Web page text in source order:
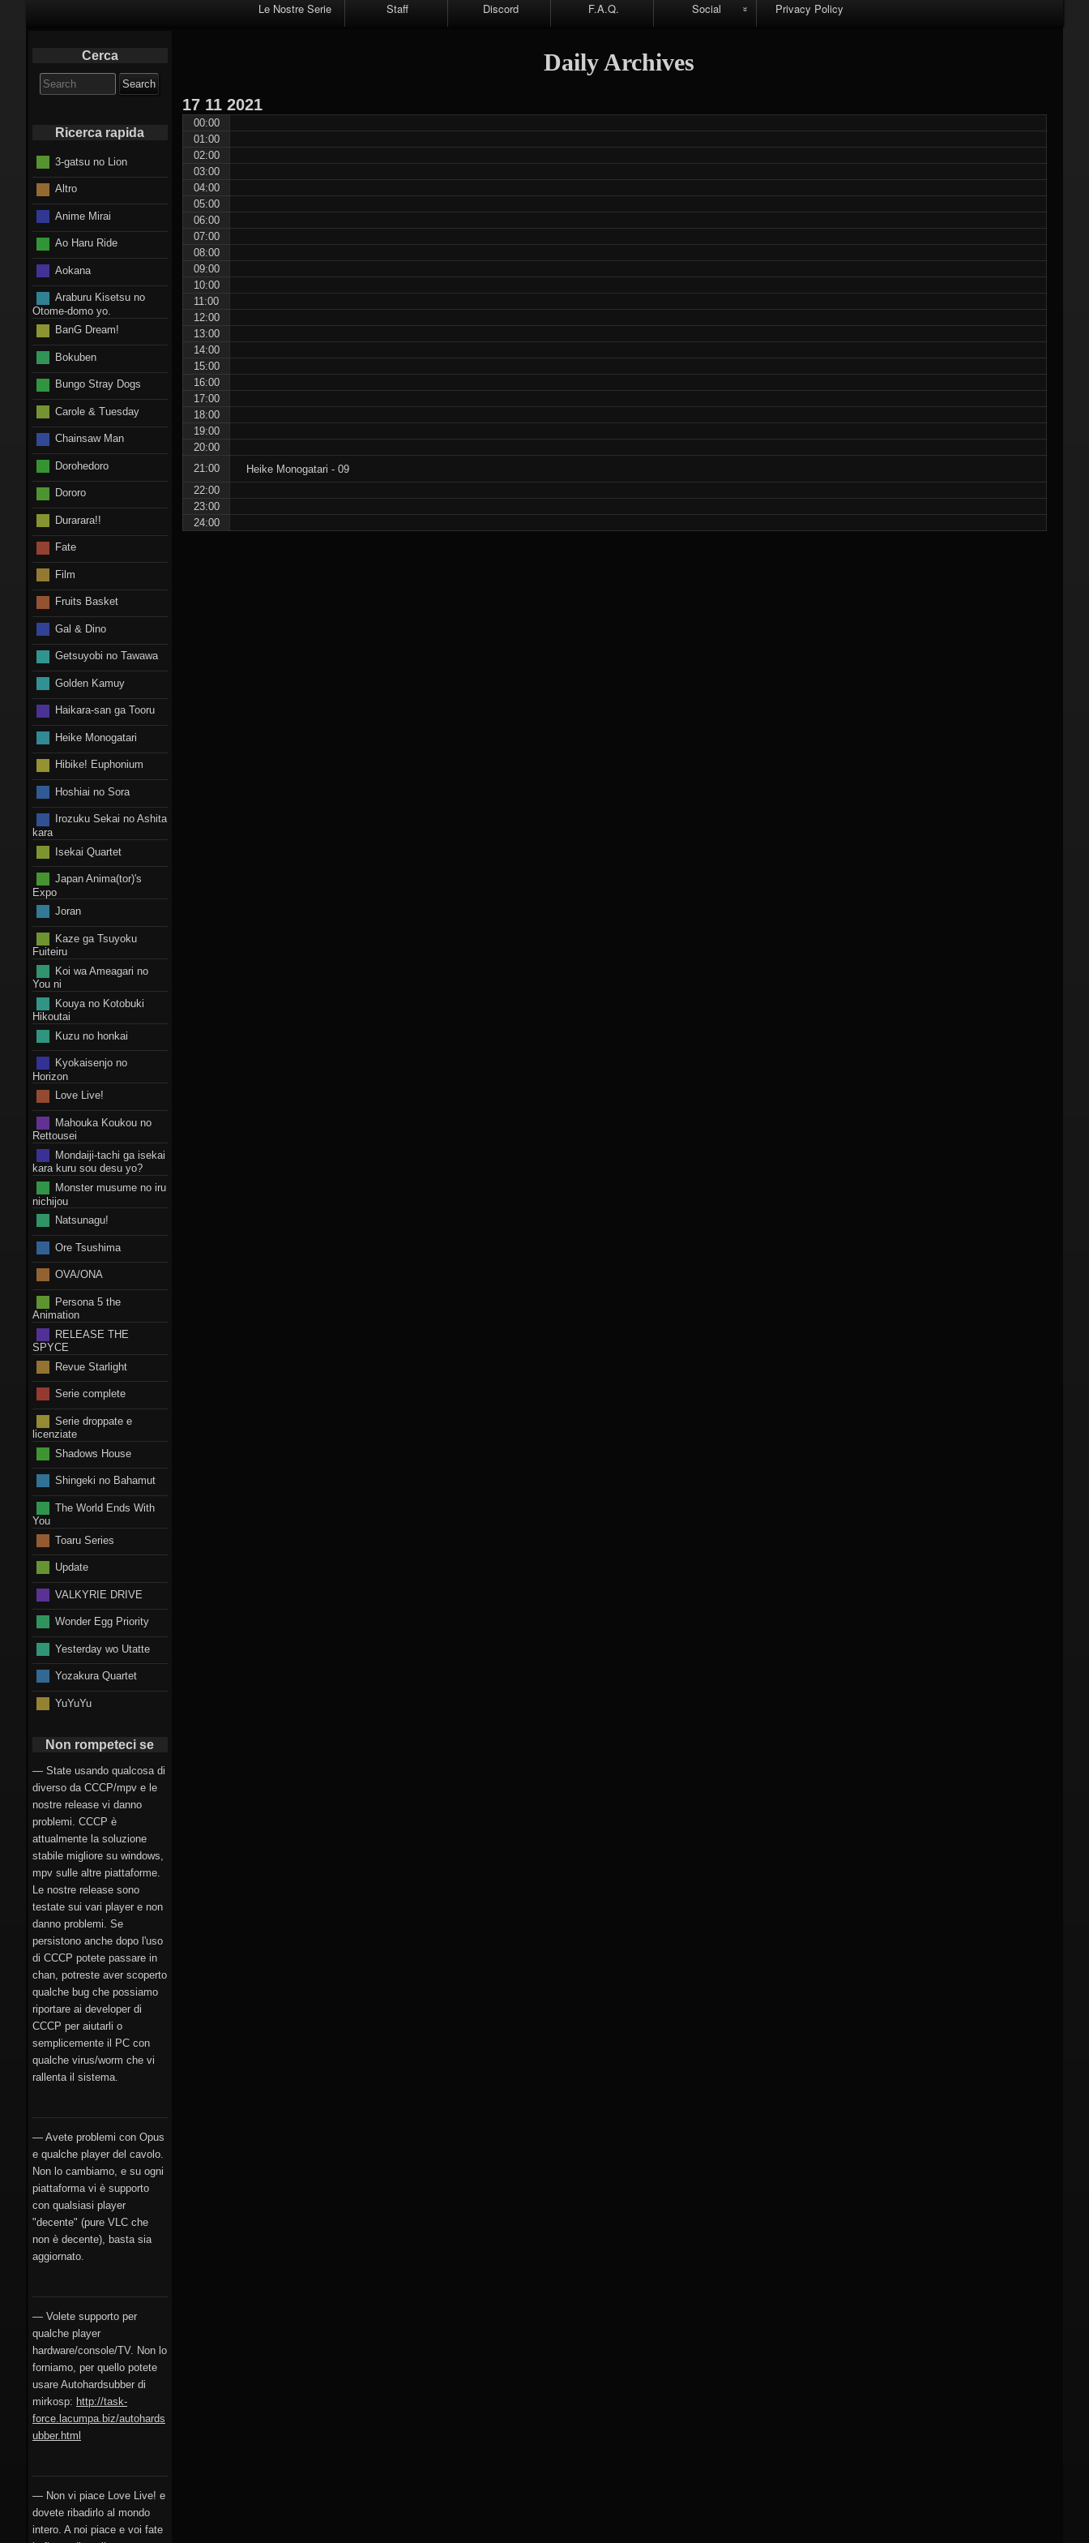
Le Nostre Serie Staff Discord F.A.Q. Social
Telegram
Privacy Policy
Daily Archives
17 11 2021
00:00
01:00
02:00
03:00
04:00
05:00
06:00
07:00
08:00
09:00
10:00
11:00
12:00
13:00
14:00
15:00
16:00
17:00
18:00
19:00
20:00
21:00
Heike Monogatari - 09
22:00
23:00
24:00
Cerca
Search
for:
Ricerca rapida
3-gatsu no Lion
Altro
Anime Mirai
Ao Haru Ride
Aokana
Araburu Kisetsu no
Otome-domo yo.
BanG Dream!
Bokuben
Bungo Stray Dogs
Carole & Tuesday
Chainsaw Man
Dorohedoro
Dororo
Durarara!!
Fate
Film
Fruits Basket
Gal & Dino
Getsuyobi no Tawawa
Golden Kamuy
Haikara-san ga Tooru
Heike Monogatari
Hibike! Euphonium
Hoshiai no Sora
Irozuku Sekai no Ashita
kara
Isekai Quartet
Japan Anima(tor)'s
Expo
Joran
Kaze ga Tsuyoku
Fuiteiru
Koi wa Ameagari no
You ni
Kouya no Kotobuki
Hikoutai
Kuzu no honkai
Kyokaisenjo no
Horizon
Love Live!
Mahouka Koukou no
Rettousei
Mondaiji-tachi ga isekai
kara kuru sou desu yo?
Monster musume no iru
nichijou
Natsunagu!
Ore Tsushima
OVA/ONA
Persona 5 the
Animation
RELEASE THE
SPYCE
Revue Starlight
Serie complete
Serie droppate e
licenziate
Shadows House
Shingeki no Bahamut
The World Ends With
You
Toaru Series
Update
VALKYRIE DRIVE
Wonder Egg Priority
Yesterday wo Utatte
Yozakura Quartet
YuYuYu
Non rompeteci se
— State usando qualcosa di
diverso da CCCP/mpv e le
nostre release vi danno
problemi. CCCP è
attualmente la soluzione
stabile migliore su windows,
mpv sulle altre piattaforme.
Le nostre release sono
testate sui vari player e non
danno problemi. Se
persistono anche dopo l'uso
di CCCP potete passare in
chan, potreste aver scoperto
qualche bug che possiamo
riportare ai developer di
CCCP per aiutarli o
semplicemente il PC con
qualche virus/worm che vi
rallenta il sistema.
— Avete problemi con Opus
e qualche player del cavolo.
Non lo cambiamo, e su ogni
piattaforma vi è supporto
con qualsiasi player
"decente" (pure VLC che
non è decente), basta sia
aggiornato.
— Volete supporto per
qualche player
hardware/console/TV. Non lo
forniamo, per quello potete
usare Autohardsubber di
mirkosp: http://task-
force.lacumpa.biz/autohards
ubber.html
— Non vi piace Love Live! e
dovete ribadirlo al mondo
intero. A noi piace e voi fate